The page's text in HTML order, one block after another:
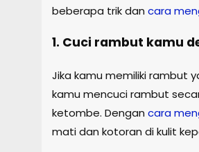
beberapa trik dan cara
1. Cuci rambut kamu
Jika kamu memiliki rambut
kamu mencuci rambut
ketombe. Dengan cara
mati dan kotoran di kulit